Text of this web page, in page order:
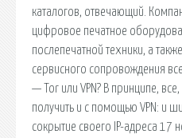
каталогов, отвечающий.
цифровое печатное
послепечатной техники, а
сервисного сопровождения
— Tor или VPN? В принципе,
получить и с помощью VPN: и
сокрытие своего IP-адреса 17